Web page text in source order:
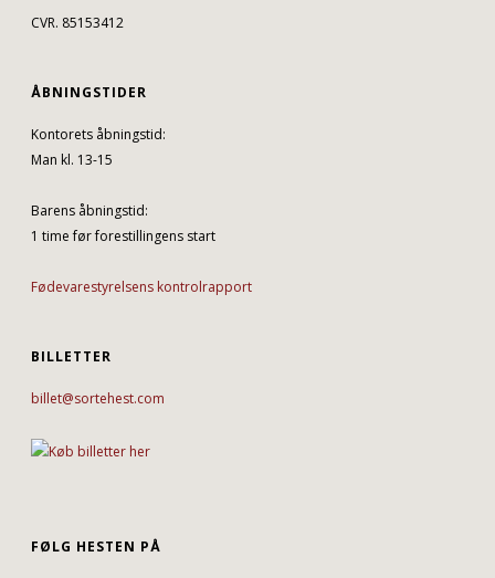
CVR. 85153412
ÅBNINGSTIDER
Kontorets åbningstid:
Man kl. 13-15
Barens åbningstid:
1 time før forestillingens start
Fødevarestyrelsens kontrolrapport
BILLETTER
billet@sortehest.com
FØLG HESTEN PÅ